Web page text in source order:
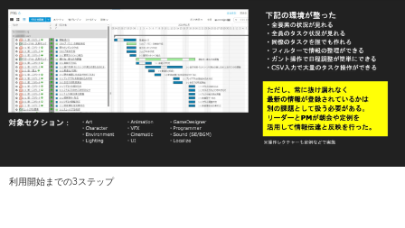
利用開始までの3ステップ